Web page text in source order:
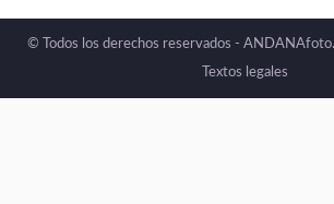
© Todos los derechos reservados -
Textos legales